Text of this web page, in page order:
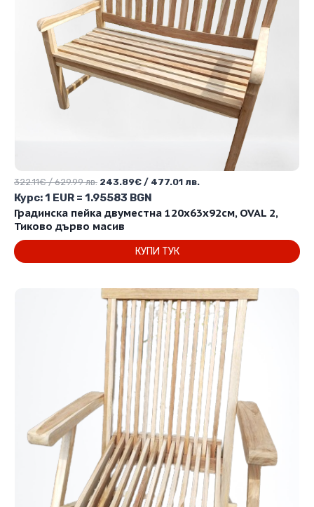
Градинска пейка двуместна 120х63х92см, OVAL 2,
Тиково дърво масив
322.11€/ 629.99 лв. Original
price
was:
322.11€
/
629.99 лв..
243.89€ / 477.01 лв.Текущата
е:
/
Курс: 1 EUR = 1.95583 BGN
КУПИ ТУК